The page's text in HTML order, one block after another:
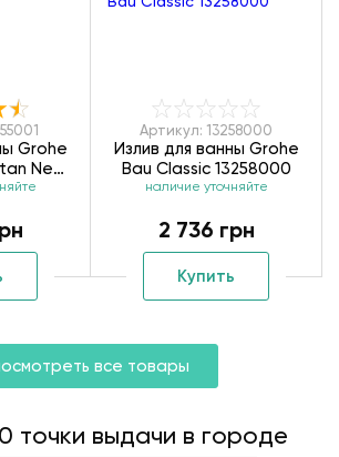
Grohe
New
Артикул: 13258000
Излив для ванны Grohe
Bau Classic 13258000
наличие уточняйте
2 736 грн
Купить
все товары
0 точки выдачи в городе